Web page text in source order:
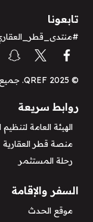
تابعونا
© QREF 2025. جميع الحقوق محفوظة.
روابط سريعة
الهيئة العامة
منصة قطر العقارية
رحلة المستثمر
السفر والإقامة
موقع الحدث